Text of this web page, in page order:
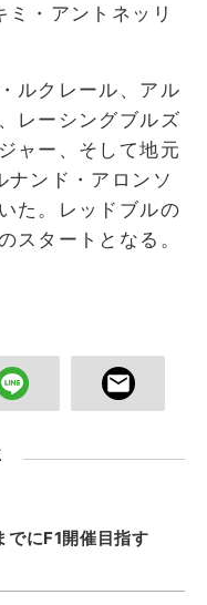
ミ・アントネッリ
ルクレール、アル
レーシングブルズ
ャー、そして地元
ナンド・アロンソ
た。レッドブルの
スタートとなる。
でにF1開催目指す